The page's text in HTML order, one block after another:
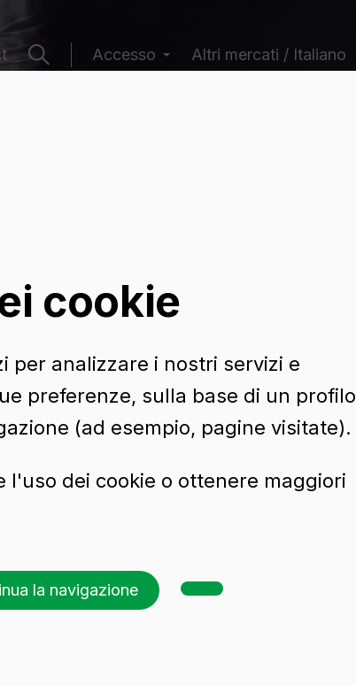
Accesso Altri mercati / Italiano
cookie
per analizzare i nostri servizi e
preferenze, sulla base di un profilo
(ad esempio, pagine visitate).
dei cookie o ottenere maggiori
la navigazione